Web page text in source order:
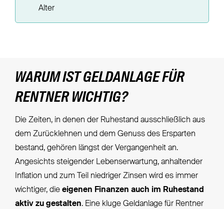
Alter
WARUM IST GELDANLAGE FÜR
RENTNER WICHTIG?
Die Zeiten, in denen der Ruhestand ausschließlich aus
dem Zurücklehnen und dem Genuss des Ersparten
bestand, gehören längst der Vergangenheit an.
Angesichts steigender Lebenserwartung, anhaltender
Inflation und zum Teil niedriger Zinsen wird es immer
wichtiger, die eigenen Finanzen auch im Ruhestand
aktiv zu gestalten. Eine kluge Geldanlage für Rentner